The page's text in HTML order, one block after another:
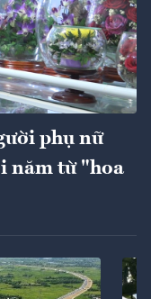
phụ nữ
năm từ "hoa